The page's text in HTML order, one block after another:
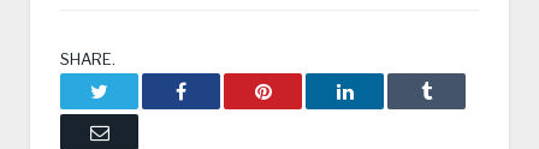
SHARE.
Facebook Pinterest LinkedIn Tumblr
Email